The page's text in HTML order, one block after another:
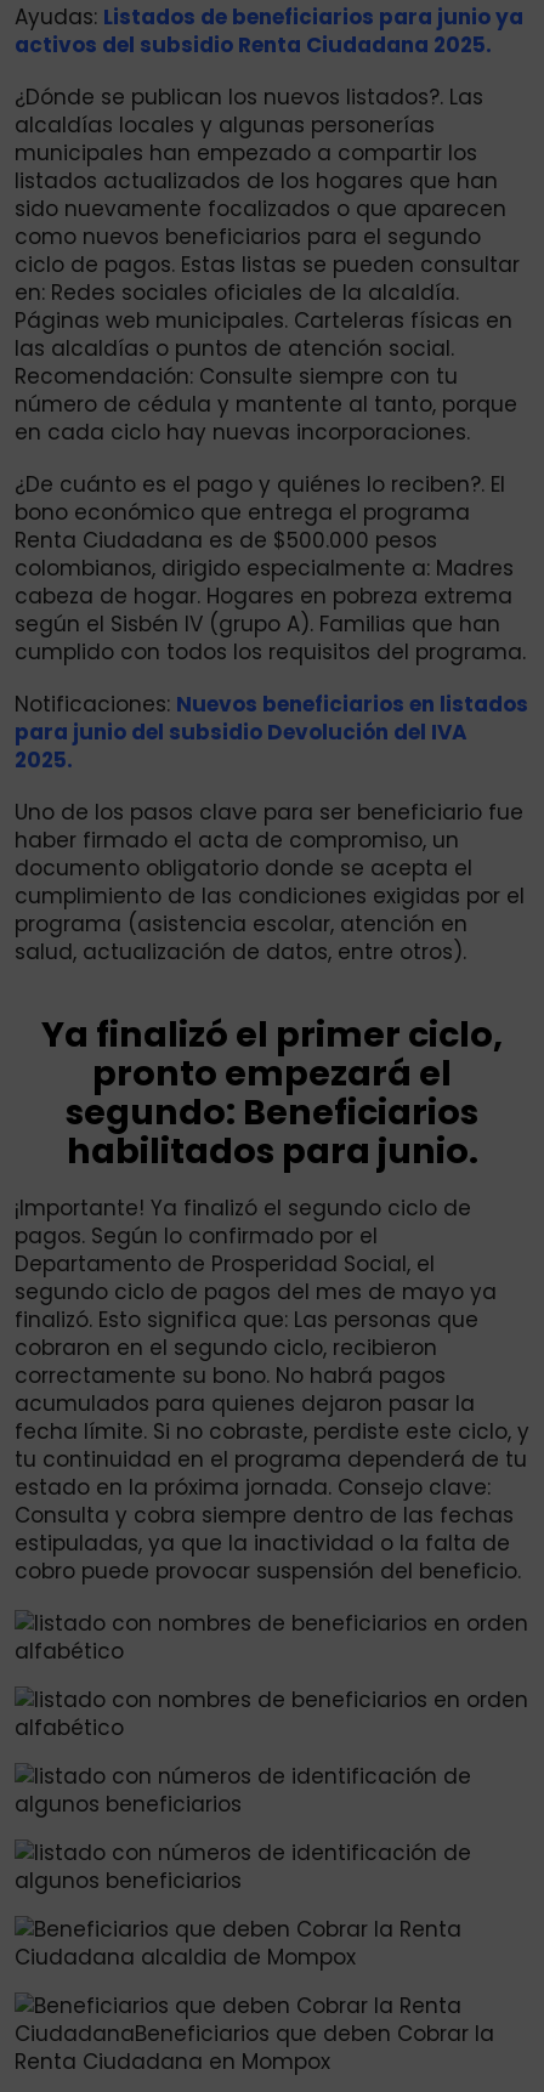
Ayudas: Listados de beneficiarios para junio ya
activos del subsidio Renta Ciudadana 2025.
¿Dónde se publican los nuevos listados?. Las
alcaldías locales y algunas personerías
municipales han empezado a compartir los
listados actualizados de los hogares que han
sido nuevamente focalizados o que aparecen
como nuevos beneficiarios para el segundo
ciclo de pagos. Estas listas se pueden consultar
en: Redes sociales oficiales de la alcaldía.
Páginas web municipales. Carteleras físicas en
las alcaldías o puntos de atención social.
Recomendación: Consulte siempre con tu
número de cédula y mantente al tanto, porque
en cada ciclo hay nuevas incorporaciones.
¿De cuánto es el pago y quiénes lo reciben?. El
bono económico que entrega el programa
Renta Ciudadana es de $500.000 pesos
colombianos, dirigido especialmente a: Madres
cabeza de hogar. Hogares en pobreza extrema
según el Sisbén IV (grupo A). Familias que han
cumplido con todos los requisitos del programa.
Notificaciones: Nuevos beneficiarios en listados
para junio del subsidio Devolución del IVA
2025.
Uno de los pasos clave para ser beneficiario fue
haber firmado el acta de compromiso, un
documento obligatorio donde se acepta el
cumplimiento de las condiciones exigidas por el
programa (asistencia escolar, atención en
salud, actualización de datos, entre otros).
Ya finalizó el primer ciclo,
pronto empezará el
segundo: Beneficiarios
habilitados para junio.
¡Importante! Ya finalizó el segundo ciclo de
pagos. Según lo confirmado por el
Departamento de Prosperidad Social, el
segundo ciclo de pagos del mes de mayo ya
finalizó. Esto significa que: Las personas que
cobraron en el segundo ciclo, recibieron
correctamente su bono. No habrá pagos
acumulados para quienes dejaron pasar la
fecha límite. Si no cobraste, perdiste este ciclo, y
tu continuidad en el programa dependerá de tu
estado en la próxima jornada. Consejo clave:
Consulta y cobra siempre dentro de las fechas
estipuladas, ya que la inactividad o la falta de
cobro puede provocar suspensión del beneficio.